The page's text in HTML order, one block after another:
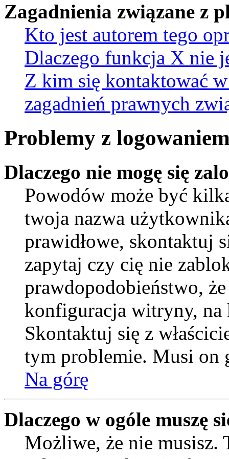
Zagadnienia związane z
Kto jest autorem tego
Dlaczego funkcja X nie
Z kim się kontaktować
zagadnień prawnych
Problemy z
Dlaczego nie mogę się
Powodów może być
twoja nazwa
prawidłowe, skontaktuj
zapytaj czy cię nie
prawdopodobieństwo,
konfiguracja witryny, na
Skontaktuj się z
tym problemie. Musi on
Na górę
Dlaczego w ogóle muszę
Możliwe, że nie musisz.